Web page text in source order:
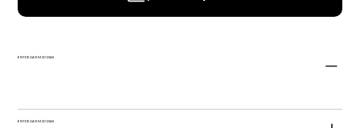
ENTREGA EM 20 DIAS
ENTREGA EM 20 DIAS